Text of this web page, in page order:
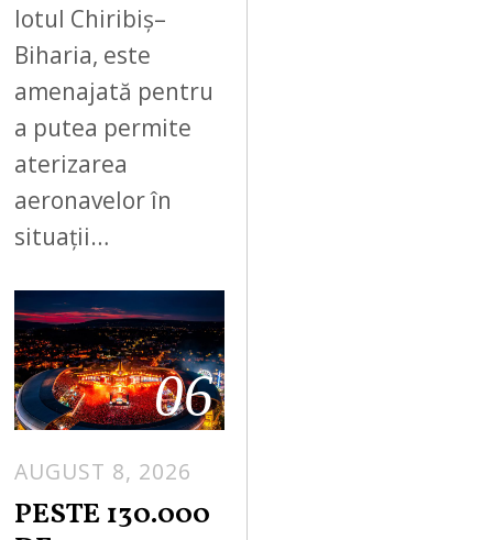
lotul Chiribiș–
Biharia, este
amenajată pentru
a putea permite
aterizarea
aeronavelor în
situații…
06
AUGUST 8, 2026
PESTE 130.000